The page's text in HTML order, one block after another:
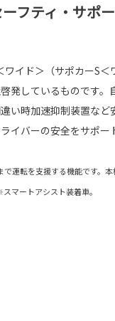
フティ・サポ
ワイド＞（サポカーS
発しているものです。
違い時加速抑制装置な
イバーの安全をサポー
運転を支援する機能です。
マートアシスト装着車。